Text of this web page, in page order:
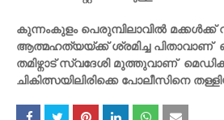
കുന്നംകുളം പെരുമ്പിലാവിൽ മക്കൾക്ക്
ആത്മഹത്യയ്ക്ക് ശ്രമിച്ച പിതാവാണ്
തമിഴ്നാട് സ്വദേശി മുത്തുവാണ്
ചികിത്സയിലിരിക്കെ പോലീസിനെ